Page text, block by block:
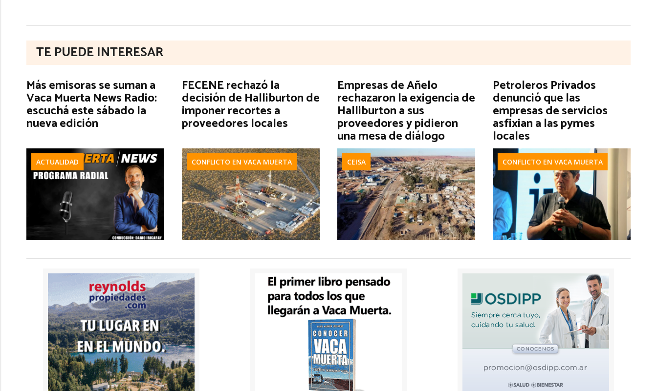
TE PUEDE INTERESAR
Más emisoras se suman a
Vaca Muerta News Radio:
escuchá este sábado la
nueva edición
ACTUALIDAD
FECENE rechazó la
decisión de Halliburton de
imponer recortes a
proveedores locales
CONFLICTO EN VACA MUERTA
Empresas de Añelo
rechazaron la exigencia de
Halliburton a sus
proveedores y pidieron
una mesa de diálogo
CEISA
Petroleros Privados
denunció que las
empresas de servicios
asfixian a las pymes
locales
CONFLICTO EN VACA MUERTA